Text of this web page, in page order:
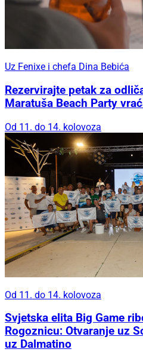
Uz Fenixe i chefa Dina Bebića
Rezervirajte petak za
Maratuša Beach Party
Od 11. do 14. kolovoza
Od 11. do 14. kolovoza
Svjetska elita Big Game
Rogoznicu: Otvaranje uz
uz Dalmatino